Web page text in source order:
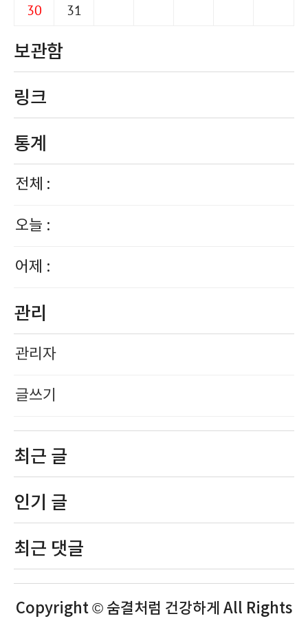
30
31
보관함
링크
통계
전체 :
오늘 :
어제 :
관리
관리자
글쓰기
최근 글
인기 글
최근 댓글
Copyright © 숨결처럼 건강하게 All Rights